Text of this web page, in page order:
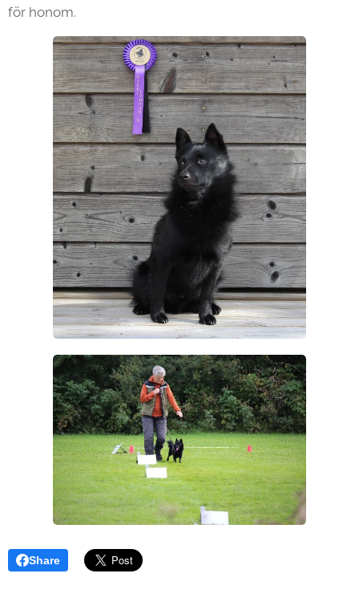
för honom.
Share